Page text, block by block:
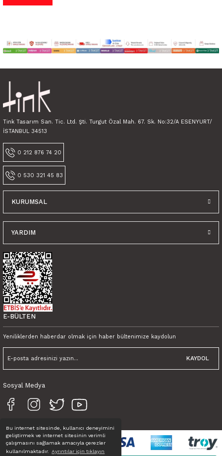
Bu internet sitesinde, kullanıcı deneyimini
geliştirmek ve internet sitesinin verimli
çalışmasını sağlamak amacıyla çerezler
kullanılmaktadır.
Ayrıntılar için tıklayın
Tink Tasarım San. Tic. Ltd. Şti. Turgut Özal Mah. 67. Sk. No:32/A ESENYURT/
İSTANBUL 34513
0 212 876 74 20
0 530 321 45 83
KURUMSAL
YARDIM
E-BÜLTEN
Yeniliklerden haberdar olmak için haber bültenimize kaydolun
KAYDOL
Sosyal Medya